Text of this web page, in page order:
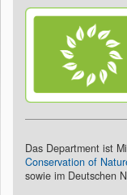
Das Department ist
Conservation of
sowie im Deutschen